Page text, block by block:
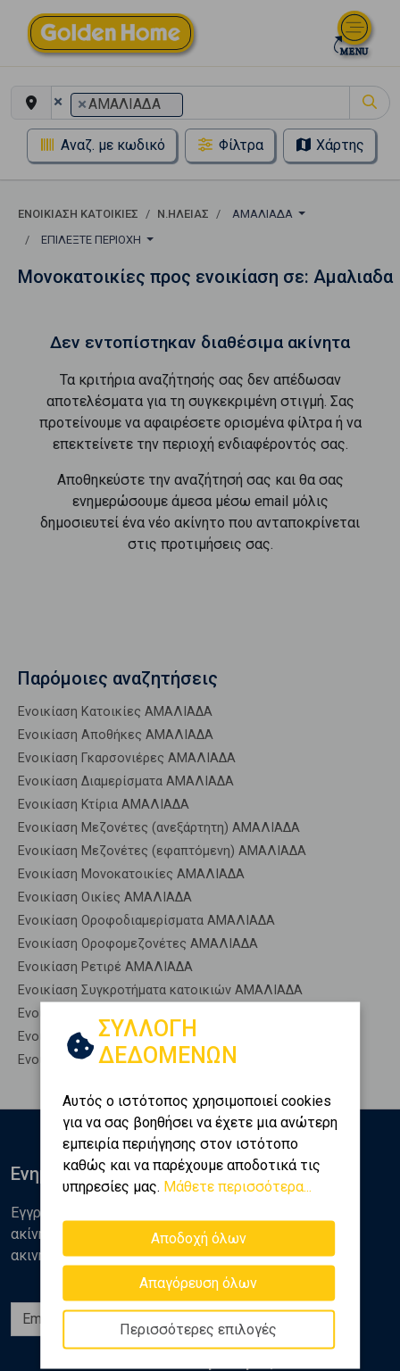
× ×ΑΜΑΛΙΑΔΑ
Αναζ. με κωδικό Φίλτρα Χάρτης
ΕΝΟΙΚΊΑΣΗ ΚΑΤΟΙΚΊΕΣ Ν.ΗΛΕΙΑΣ
ΑΜΑΛΙΑΔΑ
ΕΠΙΛΈΞΤΕ ΠΕΡΙΟΧΉ
Μονοκατοικίες προς ενοικίαση σε: Αμαλιαδα
Δεν εντοπίστηκαν διαθέσιμα ακίνητα
Τα κριτήρια αναζήτησής σας δεν απέδωσαν
αποτελέσματα για τη συγκεκριμένη στιγμή. Σας
προτείνουμε να αφαιρέσετε ορισμένα φίλτρα ή να
επεκτείνετε την περιοχή ενδιαφέροντός σας.
Αποθηκεύστε την αναζήτησή σας και θα σας
ενημερώσουμε άμεσα μέσω email μόλις
δημοσιευτεί ένα νέο ακίνητο που ανταποκρίνεται
στις προτιμήσεις σας.
Παρόμοιες αναζητήσεις
Ενοικίαση Κατοικίες ΑΜΑΛΙΑΔΑ
Ενοικίαση Αποθήκες ΑΜΑΛΙΑΔΑ
Ενοικίαση Γκαρσονιέρες ΑΜΑΛΙΑΔΑ
Ενοικίαση Διαμερίσματα ΑΜΑΛΙΑΔΑ
Ενοικίαση Κτίρια ΑΜΑΛΙΑΔΑ
Ενοικίαση Μεζονέτες (ανεξάρτητη) ΑΜΑΛΙΑΔΑ
Ενοικίαση Μεζονέτες (εφαπτόμενη) ΑΜΑΛΙΑΔΑ
Ενοικίαση Μονοκατοικίες ΑΜΑΛΙΑΔΑ
Ενοικίαση Οικίες ΑΜΑΛΙΑΔΑ
Ενοικίαση Οροφοδιαμερίσματα ΑΜΑΛΙΑΔΑ
Ενοικίαση Οροφομεζονέτες ΑΜΑΛΙΑΔΑ
Ενοικίαση Ρετιρέ ΑΜΑΛΙΑΔΑ
Ενοικίαση Συγκροτήματα κατοικιών ΑΜΑΛΙΑΔΑ
Ενοικίαση Υπόγεια ΑΜΑΛΙΑΔΑ
Ενοικίαση Υπόσκαφα ΑΜΑΛΙΑΔΑ
Ενοικίαση Υπολ. υψουν ΑΜΑΛΙΑΔΑ
ΣΥΛΛΟΓΗ
ΔΕΔΟΜΕΝΩΝ
Αυτός ο ιστότοπος χρησιμοποιεί cookies
για να σας βοηθήσει να έχετε μια ανώτερη
εμπειρία περιήγησης στον ιστότοπο
καθώς και να παρέχουμε αποδοτικά τις
υπηρεσίες μας. Μάθετε περισσότερα...
Αποδοχή όλων
Απαγόρευση όλων
Περισσότερες επιλογές
Ενημερωθείτε
Εγγραφείτε στο newsletter της Golden Home για νέα
ακίνητα, αναλύσεις και διάφορα θέματα της αγοράς
ακινήτων